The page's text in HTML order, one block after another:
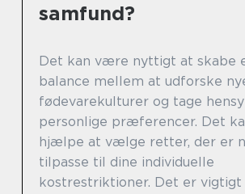
samfund?
Det kan være nyttigt at skabe
balance mellem at udforske
fødevarekulturer og tage
personlige præferencer. Det
hjælpe at vælge retter, der er
tilpasse til dine individuelle
kostrestriktioner. Det er vigtigt